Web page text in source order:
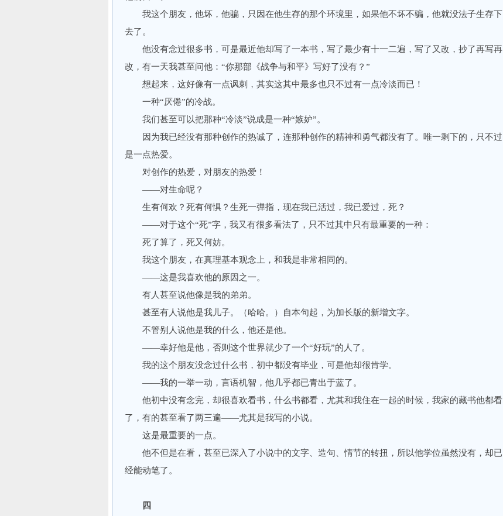
我这个朋友，他坏，他骗，只因在他生存的那个环境里，如果他不坏不骗，他就没法子生存下
去了。
他没有念过很多书，可是最近他却写了一本书，写了最少有十一二遍，写了又改，抄了再写再
改，有一天我甚至问他：“你那部《战争与和平》写好了没有？”
想起来，这好像有一点讽刺，其实这其中最多也只不过有一点冷淡而已！
一种“厌倦”的冷战。
我们甚至可以把那种“冷淡”说成是一种“嫉妒”。
因为我已经没有那种创作的热诚了，连那种创作的精神和勇气都没有了。唯一剩下的，只不过
是一点热爱。
对创作的热爱，对朋友的热爱！
——对生命呢？
生有何欢？死有何惧？生死一弹指，现在我已活过，我已爱过，死？
——对于这个“死”字，我又有很多看法了，只不过其中只有最重要的一种：
死了算了，死又何妨。
我这个朋友，在真理基本观念上，和我是非常相同的。
——这是我喜欢他的原因之一。
有人甚至说他像是我的弟弟。
甚至有人说他是我儿子。（哈哈。）自本句起，为加长版的新增文字。
不管别人说他是我的什么，他还是他。
——幸好他是他，否则这个世界就少了一个“好玩”的人了。
我的这个朋友没念过什么书，初中都没有毕业，可是他却很肯学。
——我的一举一动，言语机智，他几乎都已青出于蓝了。
他初中没有念完，却很喜欢看书，什么书都看，尤其和我住在一起的时候，我家的藏书他都看
了，有的甚至看了两三遍——尤其是我写的小说。
这是最重要的一点。
他不但是在看，甚至已深入了小说中的文字、造句、情节的转扭，所以他学位虽然没有，却已
经能动笔了。
四